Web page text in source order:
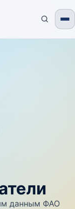
данным ФАО